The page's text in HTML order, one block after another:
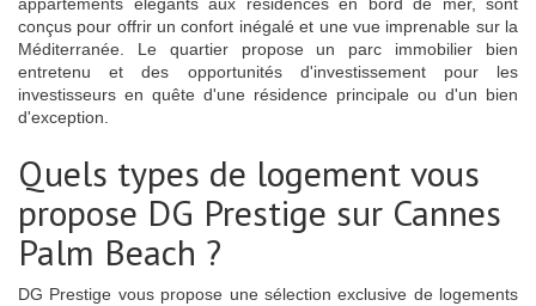
conçus pour offrir un confort inégalé et une vue imprenable sur la
Méditerranée. Le quartier propose un parc immobilier bien
entretenu et des opportunités d'investissement pour les
investisseurs en quête d'une résidence principale ou d'un bien
d'exception.
Quels types de logement vous
propose DG Prestige sur Cannes
Palm Beach ?
DG Prestige vous propose une sélection exclusive de logements